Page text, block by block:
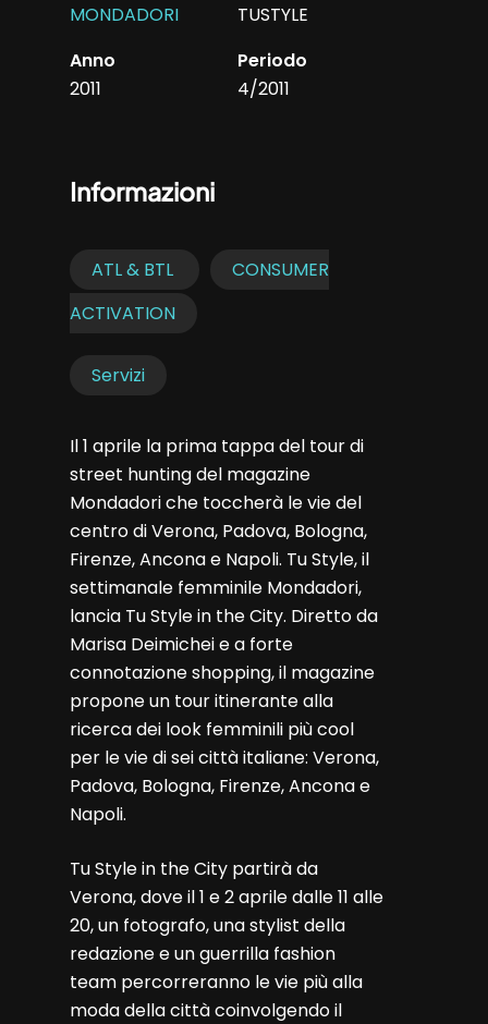
MONDADORI
TUSTYLE
Anno
2011
Periodo
4/2011
Informazioni
ATL & BTL
CONSUMER
ACTIVATION
Servizi
Il 1 aprile la prima tappa del tour di
street hunting del magazine
Mondadori che toccherà le vie del
centro di Verona, Padova, Bologna,
Firenze, Ancona e Napoli. Tu Style, il
settimanale femminile Mondadori,
lancia Tu Style in the City. Diretto da
Marisa Deimichei e a forte
connotazione shopping, il magazine
propone un tour itinerante alla
ricerca dei look femminili più cool
per le vie di sei città italiane: Verona,
Padova, Bologna, Firenze, Ancona e
Napoli.
Tu Style in the City partirà da
Verona, dove il 1 e 2 aprile dalle 11 alle
20, un fotografo, una stylist della
redazione e un guerrilla fashion
team percorreranno le vie più alla
moda della città coinvolgendo il